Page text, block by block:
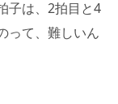
子は、2拍目と4
って、難しいん